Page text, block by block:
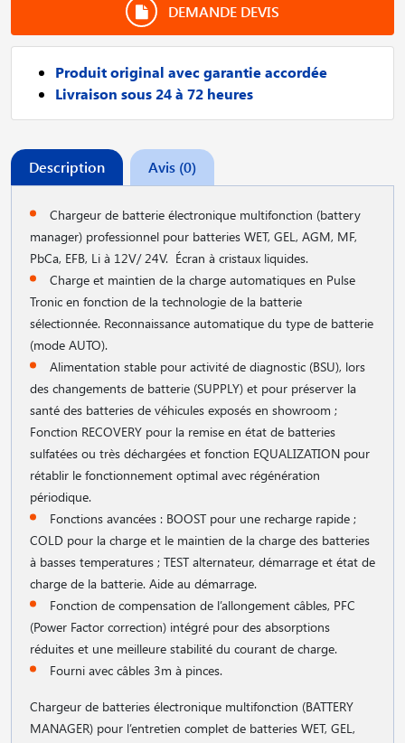
DEMANDE DEVIS
Produit original avec garantie accordée
Livraison sous 24 à 72 heures
Description Avis (0)
Chargeur de batterie électronique multifonction (battery
manager) professionnel pour batteries WET, GEL, AGM, MF,
PbCa, EFB, Li à 12V/ 24V. Écran à cristaux liquides.
Charge et maintien de la charge automatiques en Pulse
Tronic en fonction de la technologie de la batterie
sélectionnée. Reconnaissance automatique du type de batterie
(mode AUTO).
Alimentation stable pour activité de diagnostic (BSU), lors
des changements de batterie (SUPPLY) et pour préserver la
santé des batteries de véhicules exposés en showroom ;
Fonction RECOVERY pour la remise en état de batteries
sulfatées ou très déchargées et fonction EQUALIZATION pour
rétablir le fonctionnement optimal avec régénération
périodique.
Fonctions avancées : BOOST pour une recharge rapide ;
COLD pour la charge et le maintien de la charge des batteries
à basses temperatures ; TEST alternateur, démarrage et état de
charge de la batterie. Aide au démarrage.
Fonction de compensation de l’allongement câbles, PFC
(Power Factor correction) intégré pour des absorptions
réduites et une meilleure stabilité du courant de charge.
Fourni avec câbles 3m à pinces.
Chargeur de batteries électronique multifonction (BATTERY
MANAGER) pour l’entretien complet de batteries WET, GEL,